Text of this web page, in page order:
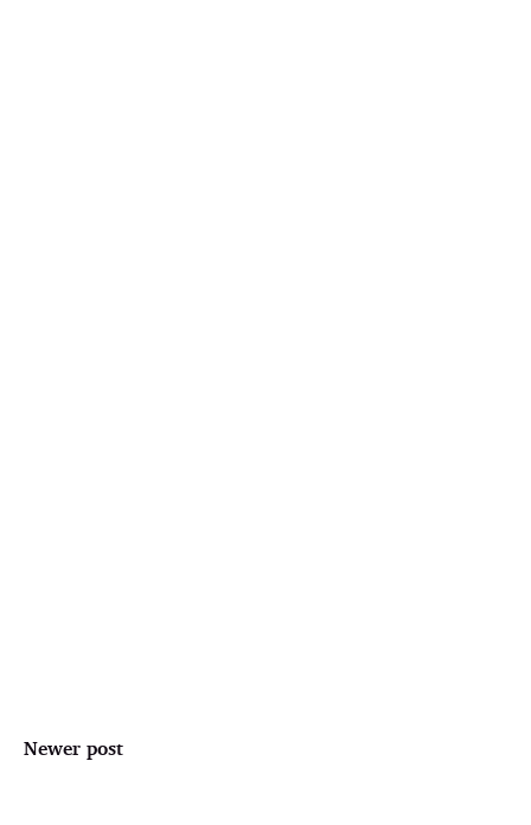
Newer post